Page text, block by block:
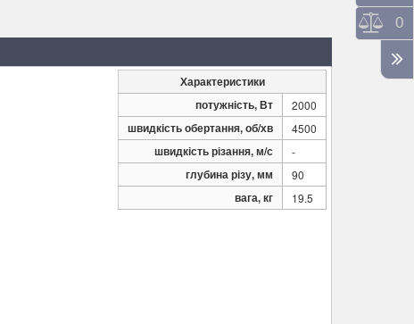
Характеристики
потужність, Вт
2000
швидкість обертання, об/хв 4500
швидкість різання, м/с -
глубина різу, мм 90
вага, кг 19.5
0